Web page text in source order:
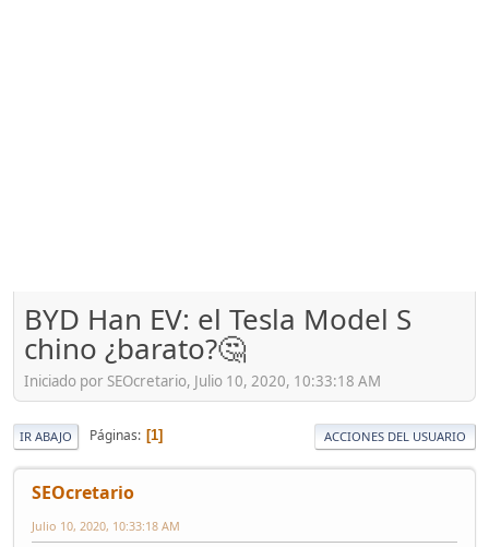
BYD Han EV: el Tesla Model S
chino ¿barato?🤔
Iniciado por SEOcretario, Julio 10, 2020, 10:33:18 AM
IR ABAJO Páginas 1 ACCIONES DEL USUARIO
SEOcretario
Julio 10, 2020, 10:33:18 AM